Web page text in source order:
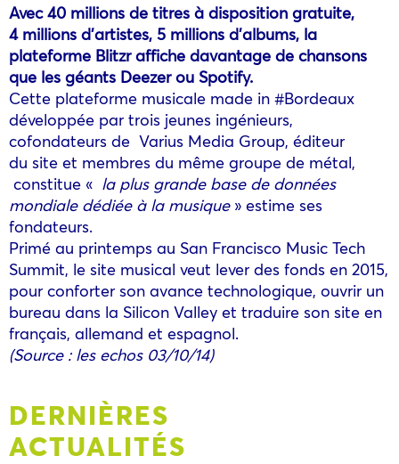
Avec 40 millions de titres à disposition gratuite,
4 millions d’artistes, 5 millions d’albums, la
plateforme Blitzr affiche davantage de chansons
que les géants Deezer ou Spotify.
Cette plateforme musicale made in #Bordeaux
développée par trois jeunes ingénieurs,
cofondateurs de Varius Media Group, éditeur
du site et membres du même groupe de métal,
constitue « la plus grande base de données
mondiale dédiée à la musique» estime ses
fondateurs.
Primé au printemps au San Francisco Music Tech
Summit, le site musical veut lever des fonds en 2015,
pour conforter son avance technologique, ouvrir un
bureau dans la Silicon Valley et traduire son site en
français, allemand et espagnol.
(Source : les echos 03/10/14)
DERNIÈRES
ACTUALITÉS